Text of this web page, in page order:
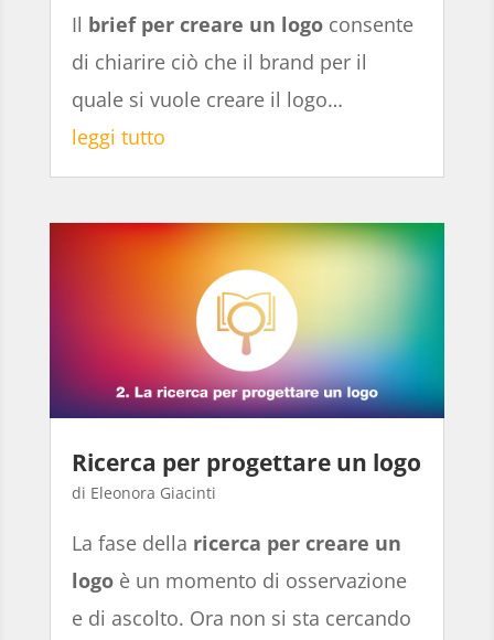
Il brief per creare un logoconsente
di chiarire ciò che il brand per il
quale si vuole creare il logo…
leggi tutto
Ricerca per progettare un logo
Eleonora Giacinti
La fase della ricerca per creare un
logoè un momento di osservazione
e di ascolto. Ora non si sta cercando